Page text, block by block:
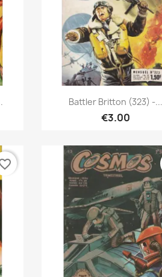
Quick view
Battler Britton (323) -...
€3.00